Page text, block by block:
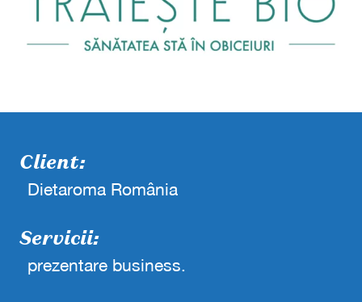
Client:
Dietaroma România
Servicii:
prezentare business.